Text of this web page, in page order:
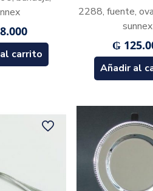
carrito
2288, fuente,
sunnex
₲
Añadir al